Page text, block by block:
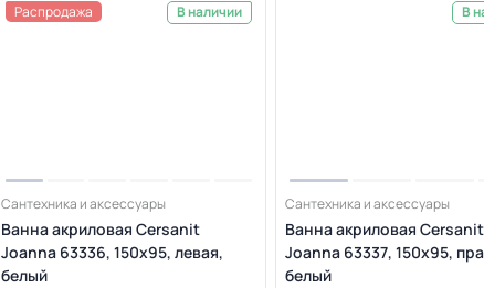
Распродажа В наличии
Сантехника и аксессуары
Ванна акриловая Cersanit
Joanna 63336, 150х95, левая,
белый
В
Сантехника и аксессуары
Ванна акриловая Cersanit
Joanna 63337, 150х95,
белый